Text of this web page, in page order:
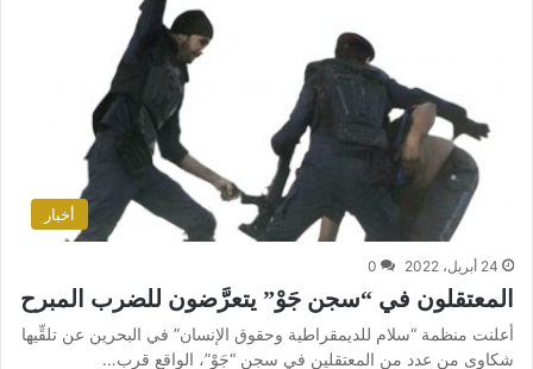
أخبار
24 أبريل، 2022 0
المعتقلون في “سجن جَوْ” يتعرَّضون للضرب المبرح
أعلنت منظمة “سلام للديمقراطية وحقوق الإنسان” في البحرين عن تلقِّيها
شكاوى من عدد من المعتقلين في سجنِ “جَوْ”، الواقع قرب…